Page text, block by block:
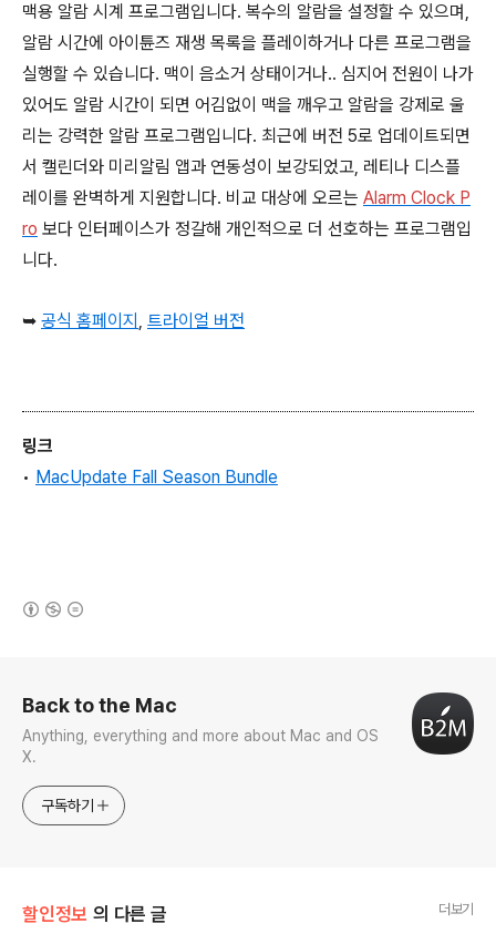
맥용 알람 시계 프로그램입니다. 복수의 알람을 설정할 수 있으며,
알람 시간에 아이튠즈 재생 목록을 플레이하거나 다른 프로그램을
실행할 수 있습니다. 맥이 음소거 상태이거나.. 심지어 전원이 나가
있어도 알람 시간이 되면 어김없이 맥을 깨우고 알람을 강제로 울
리는 강력한 알람 프로그램입니다. 최근에 버전 5로 업데이트되면
서 캘린더와 미리알림 앱과 연동성이 보강되었고, 레티나 디스플
레이를 완벽하게 지원합니다. 비교 대상에 오르는 Alarm Clock P
ro 보다 인터페이스가 정갈해 개인적으로 더 선호하는 프로그램입
니다.
➥ 공식 홈페이지, 트라이얼 버전
링크
• MacUpdate Fall Season Bundle
Back to the Mac
Anything, everything and more about Mac and OS
X.
구독하기
할인정보 의 다른 글 더보기